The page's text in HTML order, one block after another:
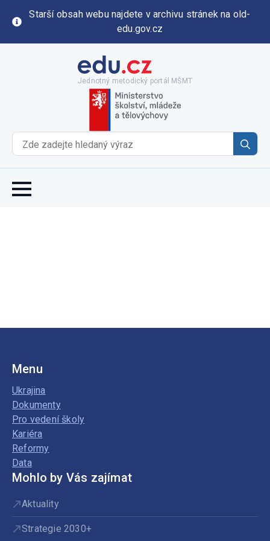
Starší obsah webu najdete v archivu stránek na old-
edu.gov.cz
Jednotný metodický portál MŠMT
for:
Menu
Ukrajina
Dokumenty
Pro vedení školy
Kariéra
Reformy
Data
Mohlo by Vás zajímat
Aktuality
Strategie 2030+